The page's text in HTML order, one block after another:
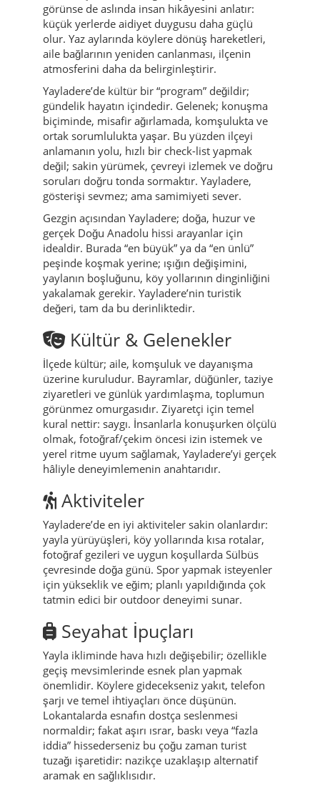
Tarihsel olarak Yayladere, eski adıylaHolhol
olarak da bilinir. Cumhuriyet döneminde isim
değişimi yaşanmış, ardından ilçe statüsü ile
idari olarak daha belirgin bir kimlik
kazanmıştır. Bu tür bilgiler, yüzeyde “resmî”
görünse de aslında insan hikâyesini anlatır:
küçük yerlerde aidiyet duygusu daha güçlü
olur. Yaz aylarında köylere dönüş hareketleri,
aile bağlarının yeniden canlanması, ilçenin
atmosferini daha da belirginleştirir.
Yayladere’de kültür bir “program” değildir;
gündelik hayatın içindedir. Gelenek; konuşma
biçiminde, misafir ağırlamada, komşulukta ve
ortak sorumlulukta yaşar. Bu yüzden ilçeyi
anlamanın yolu, hızlı bir check-list yapmak
değil; sakin yürümek, çevreyi izlemek ve doğru
soruları doğru tonda sormaktır. Yayladere,
gösterişi sevmez; ama samimiyeti sever.
Gezgin açısından Yayladere; doğa, huzur ve
gerçek Doğu Anadolu hissi arayanlar için
peşinde koşmak yerine; ışığın değişimini,
yaylanın boşluğunu, köy yollarının dinginliğini
yakalamak gerekir. Yayladere’nin turistik
değeri, tam da bu derinliktedir.
Kültür & Gelenekler
İlçede kültür; aile, komşuluk ve dayanışma
üzerine kuruludur. Bayramlar, düğünler, taziye
ziyaretleri ve günlük yardımlaşma, toplumun
kural nettir: saygı. İnsanlarla konuşurken ölçülü
olmak, fotoğraf/çekim öncesi izin istemek ve
yerel ritme uyum sağlamak, Yayladere’yi gerçek
hâliyle deneyimlemenin anahtarıdır.
Aktiviteler
Yayladere’de en iyi aktiviteler sakin olanlardır:
fotoğraf gezileri ve uygun koşullarda Sülbüs
çevresinde doğa günü. Spor yapmak isteyenler
için yükseklik ve eğim; planlı yapıldığında çok
tatmin edici bir outdoor deneyimi sunar.
Seyahat İpuçları
Yayla ikliminde hava hızlı değişebilir; özellikle
geçiş mevsimlerinde esnek plan yapmak
önemlidir. Köylere gidecekseniz yakıt, telefon
şarjı ve temel ihtiyaçları önce düşünün.